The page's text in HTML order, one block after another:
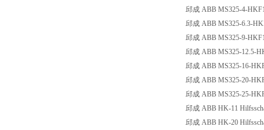
邱成 ABB MS325-4-
邱成 ABB MS325-6.3-
邱成 ABB MS325-9-
邱成 ABB MS325-12.5-
邱成 ABB MS325-16-
邱成 ABB MS325-20-
邱成 ABB MS325-25-
邱成 ABB HK-11
邱成 ABB HK-20